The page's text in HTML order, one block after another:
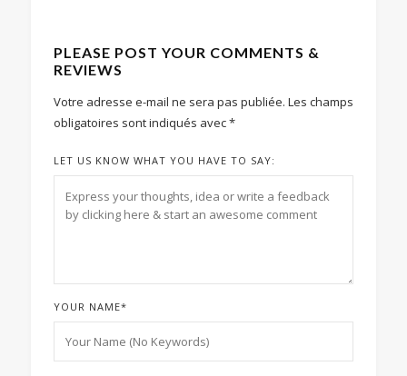
PLEASE POST YOUR COMMENTS &
REVIEWS
Votre adresse e-mail ne sera pas publiée. Les champs
obligatoires sont indiqués avec*
LET US KNOW WHAT YOU HAVE TO SAY:
YOUR NAME*